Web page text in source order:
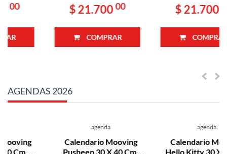
$ 21.70000
COMPRAR
$ 21.70000
COMPRAR
AGENDAS 2026
Calendario Mooving
Pusheen 30 X 40 Cm.
Calendario Mooving
Hello Kitty 30 X 40 Cm.